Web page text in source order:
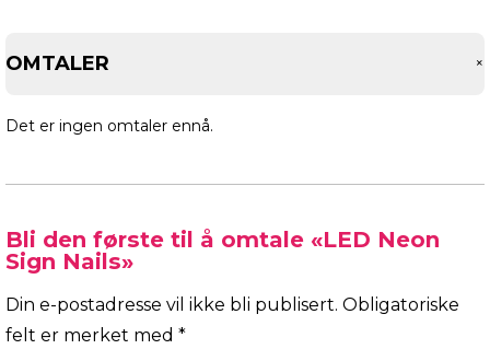
OMTALER +
Det er ingen omtaler ennå.
Bli den første til å omtale «LED Neon
Sign Nails»
Din e-postadresse vil ikke bli publisert. Obligatoriske
felt er merket med *